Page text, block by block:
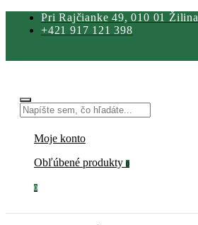
Pri Rajčianke 49, 010 01 Žilina
+421 917 121 398
Moje konto
Obľúbené produkty 0
0